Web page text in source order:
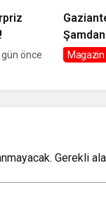
gün önce
ile
Magazin
Gerekli